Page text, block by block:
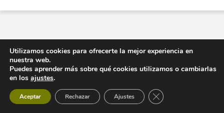
Utilizamos cookies para ofrecerte la mejor experiencia en
nuestra web.
Puedes aprender más sobre qué cookies utilizamos o cambiarlas
en los ajustes.
Aceptar Rechazar Ajustes Cerrar el banner de